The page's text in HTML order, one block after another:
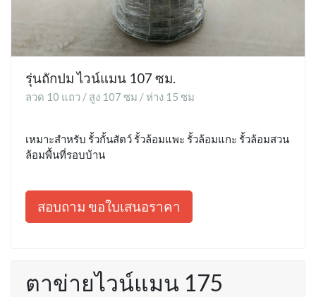
รุ่นถักปม ไวน์แมน 107 ซม.
ลวด 10 แถว / สูง 107 ซม / ห่าง 15 ซม
เหมาะสำหรับ รั้วกั้นสัตว์ รั้วล้อมแพะ รั้วล้อมแกะ รั้วล้อมสวน
ล้อมพื้นที่รอบบ้าน
สอบถาม ขอใบเสนอราคา
ตาข่ายไวน์แมน 175